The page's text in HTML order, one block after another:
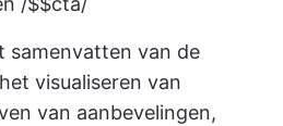
samenvatten van de
visualiseren van
van aanbevelingen,